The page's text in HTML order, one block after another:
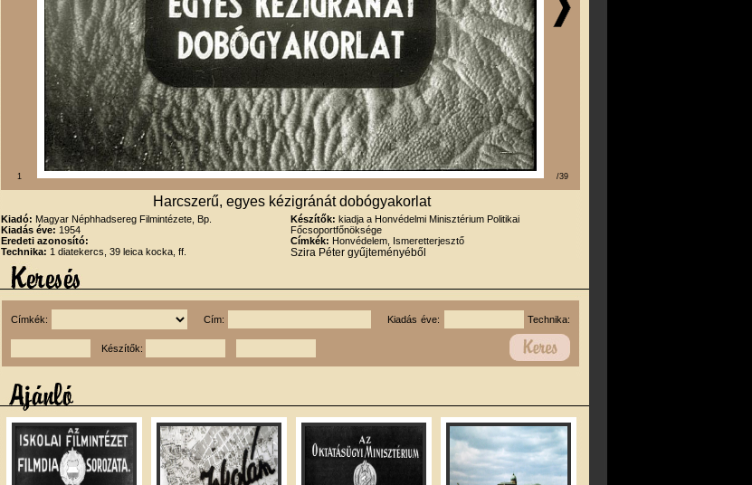
1 /39
Harcszerű, egyes kézigránát dobógyakorlat
Kiadó: Magyar Néphhadsereg Filmintézete, Bp.
Kiadás éve: 1954
Eredeti azonosító:
Technika: 1 diatekercs, 39 leica kocka, ff.
Készítők: kiadja a Honvédelmi Minisztérium Politikai
Főcsoportfőnöksége
Címkék: Honvédelem, Ismeretterjesztő
Szira Péter gyűjteményéből
Címkék: Cím: Kiadás éve: Technika:
Készítők: